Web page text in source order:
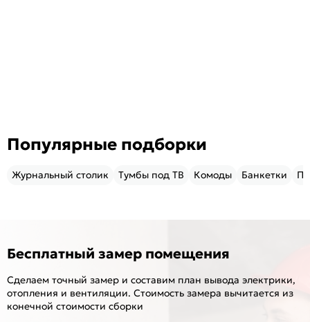
Популярные подборки
Журнальный столик Тумбы под ТВ Комоды Банкетки
Бесплатный замер помещения
Сделаем точный замер и составим план вывода электрики,
отопления и вентиляции. Стоимость замера вычитается из
конечной стоимости сборки